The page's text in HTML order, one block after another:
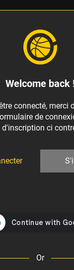
Welcome back
connecté, merci
de
d'inscription ci
Or